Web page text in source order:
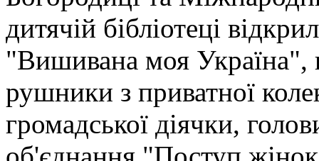
дитячій бібліотеці
"Вишивана моя Україна",
рушники з приватної
громадської діячки,